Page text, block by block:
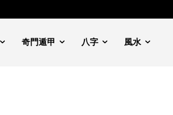
奇門遁甲 八字 風水